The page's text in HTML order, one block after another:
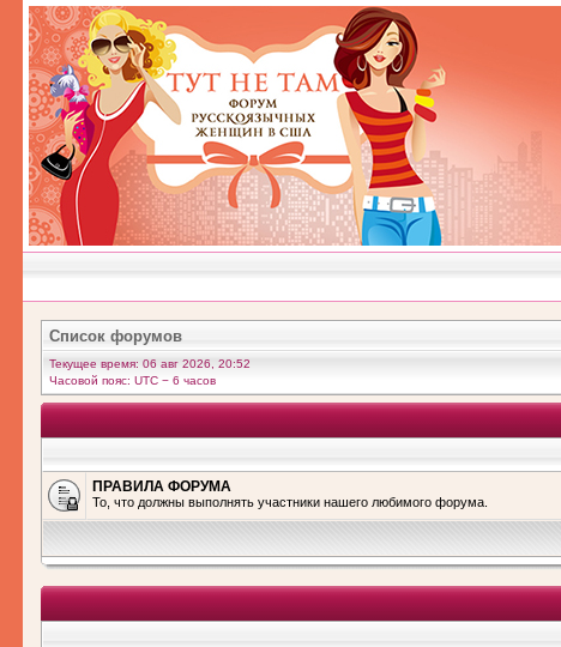
Список форумов
Текущее время: 06 авг 2026, 20:52
Часовой пояс: UTC − 6 часов
ПРАВИЛА ФОРУМА
То, что должны выполнять участники нашего любимого форума.